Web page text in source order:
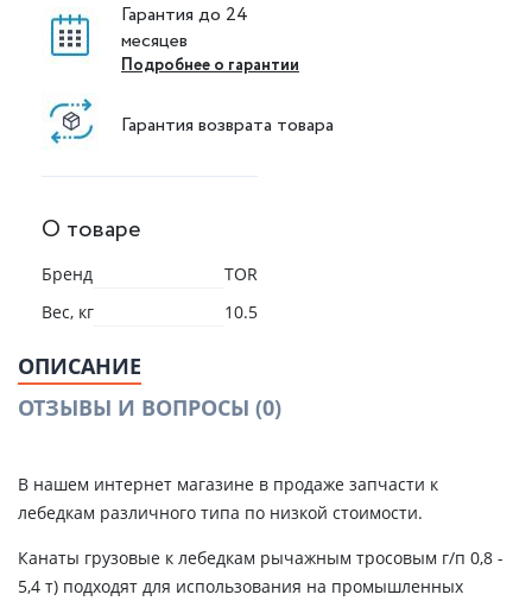
Гарантия до 24
месяцев
Подробнее о гарантии
Гарантия возврата товара
О товаре
Бренд
TOR
Вес, кг
10.5
ОПИСАНИЕ
ОТЗЫВЫ И ВОПРОСЫ (0)
В нашем интернет магазине в продаже запчасти к
лебедкам различного типа по низкой стоимости.
Канаты грузовые к лебедкам рычажным тросовым г/п 0,8 -
5,4 т) подходят для использования на промышленных